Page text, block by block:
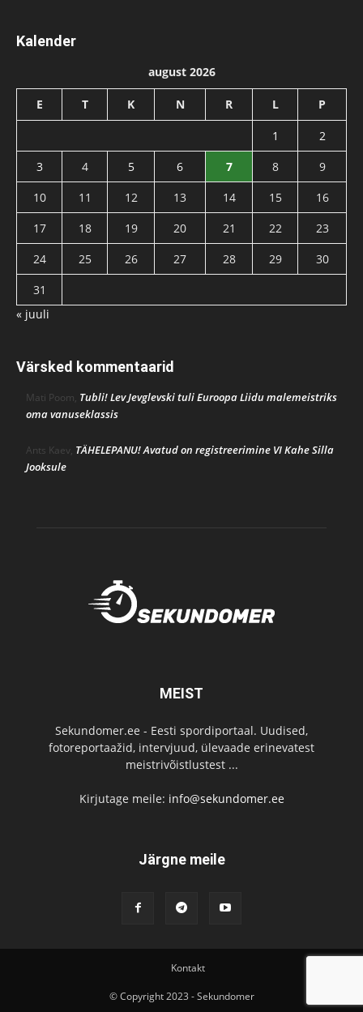
Kalender
august 2026
E T K N R L P
1
2
3
4 5 6 7 8
9
10
11 12 13 14 15
16
17
18 19 20 21 22
23
24
25 26 27 28 29
30
31
« juuli
Värsked kommentaarid
Mati Poom, Tubli! Lev Jevglevski tuli Euroopa Liidu malemeistriks
oma vanuseklassis
Ants Kaev, TÄHELEPANU! Avatud on registreerimine VI Kahe Silla
Jooksule
MEIST
Sekundomer.ee - Eesti spordiportaal. Uudised,
fotoreportaažid, intervjuud, ülevaade erinevatest
meistrivõistlustest ...
Kirjutage meile: info@sekundomer.ee
Järgne meile
Kontakt
© Copyright 2023 - Sekundomer